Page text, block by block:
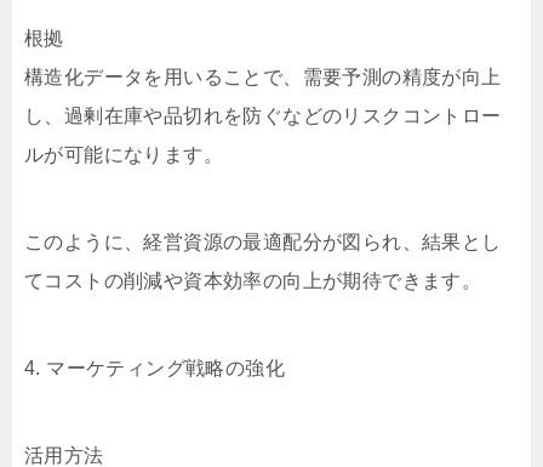
根拠
構造化データを用いることで、需要予測の精度が向上
し、過剰在庫や品切れを防ぐなどのリスクコントロー
ルが可能になります。
このように、経営資源の最適配分が図られ、結果とし
てコストの削減や資本効率の向上が期待できます。
4. マーケティング戦略の強化
活用方法